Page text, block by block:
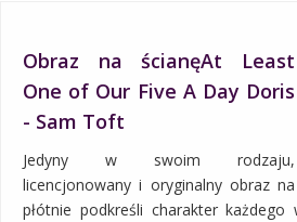
Obraz na ścianęAt Least
One of Our Five A Day Doris
- Sam Toft
Jedyny w swoim rodzaju,
licencjonowany i oryginalny obraz na
płótnie podkreśli charakter każdego